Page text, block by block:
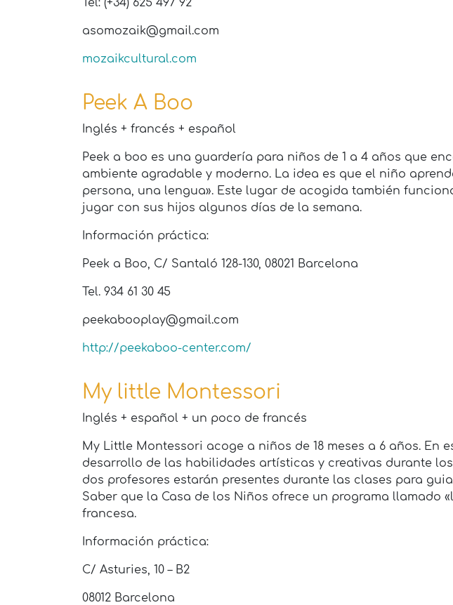
asomozaik@gmail.com
mozaikcultural.com
Peek A Boo
Inglés + francés + español
Peek a boo es una guardería para niños de 1 a 4 años que
ambiente agradable y moderno. La idea es que el niño
persona, una lengua». Este lugar de acogida también
jugar con sus hijos algunos días de la semana.
Información práctica:
Peek a Boo, C/ Santaló 128-130, 08021 Barcelona
Tel. 934 61 30 45
peekabooplay@gmail.com
http://peekaboo-center.com/
My little Montessori
Inglés + español + un poco de francés
My Little Montessori acoge a niños de 18 meses a 6 años.
desarrollo de las habilidades artísticas y creativas durante
dos profesores estarán presentes durante las clases para
Saber que la Casa de los Niños ofrece un programa llamado
francesa.
Información práctica:
C/ Asturies, 10 – B2
08012 Barcelona